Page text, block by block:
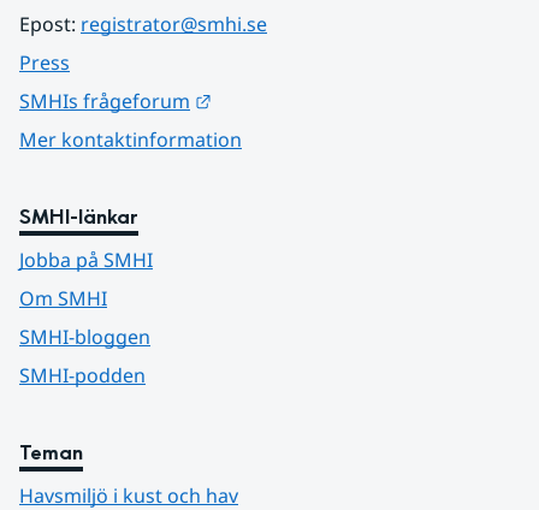
Epost: registrator@smhi.se
Press
SMHIs frågeforum
Mer kontaktinformation
SMHI-länkar
Jobba på SMHI
Om SMHI
SMHI-bloggen
SMHI-podden
Teman
Havsmiljö i kust och hav